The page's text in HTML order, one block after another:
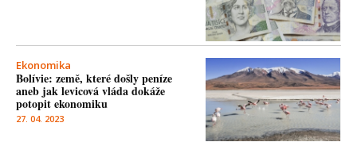
Ekonomika
Bolívie: země, které došly peníze
aneb jak levicová vláda dokáže
potopit ekonomiku
27. 04. 2023